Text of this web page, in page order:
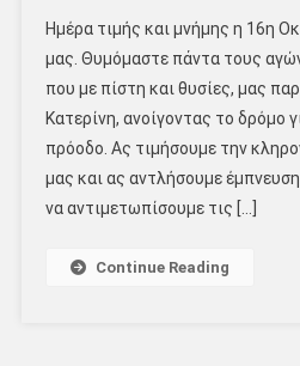
Ημέρα τιμής και μνήμης η 16η
μας. Θυμόμαστε πάντα τους
που με πίστη και θυσίες, μας
Κατερίνη, ανοίγοντας το δρόμο
πρόοδο. Ας τιμήσουμε την
μας και ας αντλήσουμε
να αντιμετωπίσουμε τις […]
Continue Reading